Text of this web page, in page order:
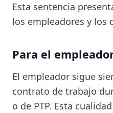
Esta sentencia
los empleadores y los
Para el
El empleador sigue
contrato de trabajo
o de PTP. Esta